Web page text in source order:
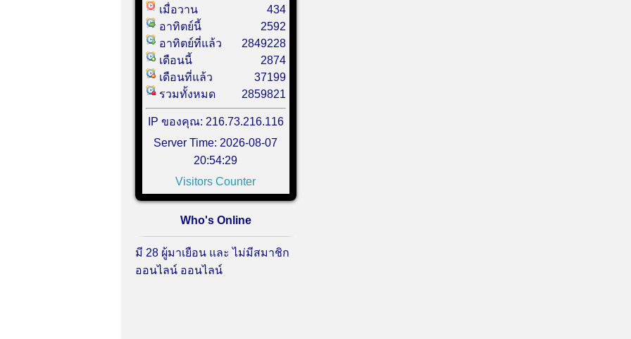
เมื่อวาน
อาทิตย์นี้
อาทิตย์ที่แล้ว
เดือนนี้
เดือนที่แล้ว
รวมทั้งหมด
434
2592
2849228
2874
37199
2859821
IP ของคุณ: 216.73.216.116
Server Time: 2026-08-07
20:54:29
Visitors Counter
Who's Online
มี 28 ผู้มาเยือน และ ไม่มีสมาชิก
ออนไลน์ ออนไลน์